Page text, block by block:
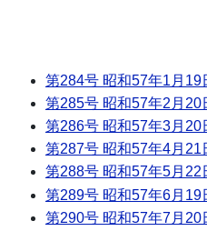
第284号 昭和57年1月19
第285号 昭和57年2月20
第286号 昭和57年3月20
第287号 昭和57年4月21
第288号 昭和57年5月22
第289号 昭和57年6月19
第290号 昭和57年7月20